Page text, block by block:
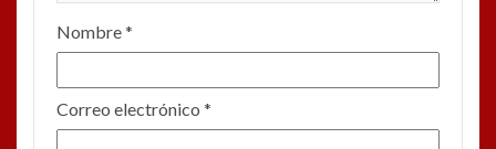
Nombre*
Correo electrónico *